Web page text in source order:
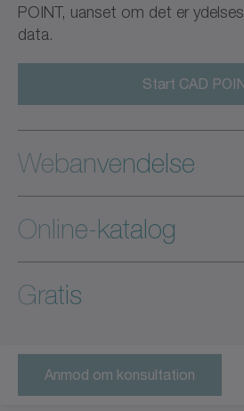
POINT, uanset om det er
data.
Start CAD
Webanvendelse
Online-katalog
Gratis
Anmod om konsultation